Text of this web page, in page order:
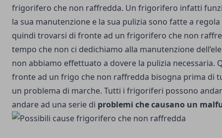
frigorifero che non raffredda. Un frigorifero infatti
la sua manutenzione e la sua pulizia sono fatte a regola
quindi trovarsi di fronte ad un frigorifero che non
tempo che non ci dedichiamo alla manutenzione
non abbiamo effettuato a dovere la pulizia necessaria.
fronte ad un frigo che non raffredda bisogna prima di
un problema di marche. Tutti i frigoriferi possono
andare ad una serie di problemi che causano un